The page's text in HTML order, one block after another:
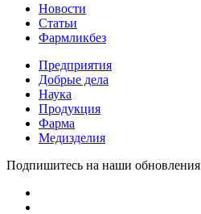
Новости
Статьи
Фармликбез
Предприятия
Добрые дела
Наука
Продукция
Фарма
Медизделия
Подпишитесь на наши обновления